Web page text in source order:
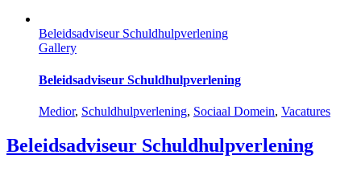
Beleidsadviseur Schuldhulpverlening
Gallery
Beleidsadviseur Schuldhulpverlening
Medior, Schuldhulpverlening, Sociaal Domein, Vacatures
Beleidsadviseur Schuldhulpverlening